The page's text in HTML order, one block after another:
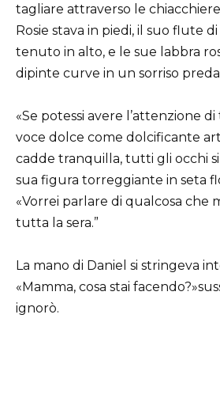
tagliare attraverso le
Rosie stava in piedi, il suo flute
tenuto in alto, e le sue labbra
dipinte curve in un sorriso
«Se potessi avere l’attenzione
voce dolce come dolcificante
cadde tranquilla, tutti gli occhi
sua figura torreggiante in seta
«Vorrei parlare di qualcosa che
tutta la sera.”
La mano di Daniel si stringeva
«Mamma, cosa stai
ignorò.